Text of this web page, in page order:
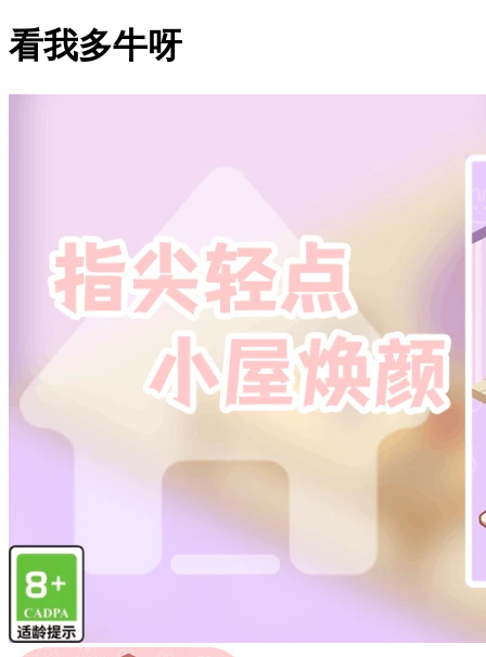
看我多牛呀